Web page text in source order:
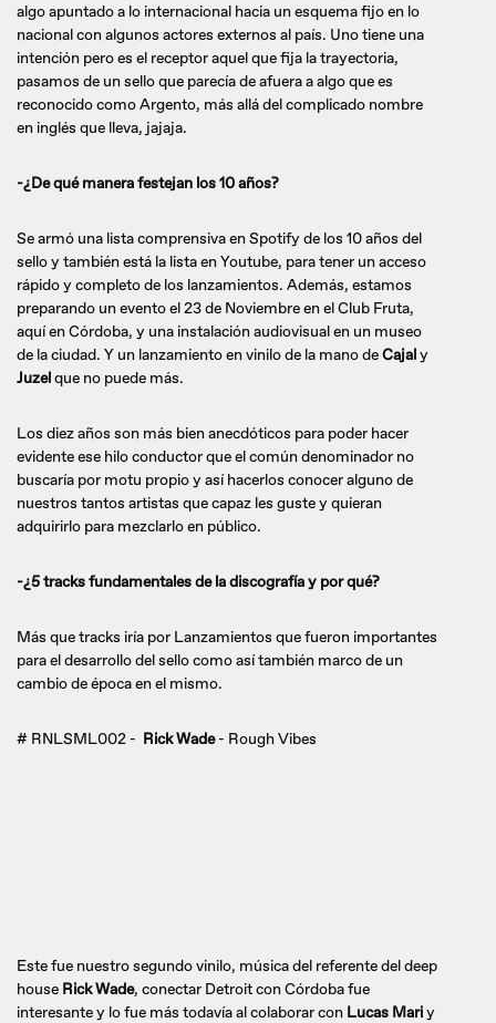
algo apuntado a lo internacional hacia un esquema fijo en lo
nacional con algunos actores externos al país. Uno tiene una
intención pero es el receptor aquel que fija la trayectoria,
pasamos de un sello que parecía de afuera a algo que es
reconocido como Argento, más allá del complicado nombre
en inglés que lleva, jajaja.
-¿De qué manera festejan los 10 años?
Se armó una lista comprensiva en Spotify de los 10 años del
sello y también está la lista en Youtube, para tener un acceso
rápido y completo de los lanzamientos. Además, estamos
preparando un evento el 23 de Noviembre en el Club Fruta,
aquí en Córdoba, y una instalación audiovisual en un museo
de la ciudad. Y un lanzamiento en vinilo de la mano deCajaly
Juzelque no puede más.
Los diez años son más bien anecdóticos para poder hacer
evidente ese hilo conductor que el común denominador no
buscaría por motu propio y así hacerlos conocer alguno de
nuestros tantos artistas que capaz les guste y quieran
adquirirlo para mezclarlo en público.
-¿5 tracks fundamentales de la discografía y por qué?
Más que tracks iría por Lanzamientos que fueron importantes
para el desarrollo del sello como así también marco de un
cambio de época en el mismo.
# RNLSML002 - Rick Wade- Rough Vibes
Este fue nuestro segundo vinilo, música del referente del deep
house Rick Wade, conectar Detroit con Córdoba fue
interesante y lo fue más todavía al colaborar con Lucas Mariy